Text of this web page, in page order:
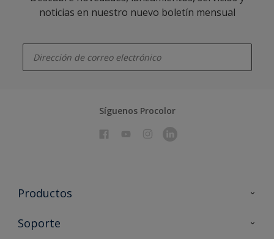
noticias en nuestro nuevo boletín mensual
Síguenos Procolor
Productos
Todos los productos
Soporte